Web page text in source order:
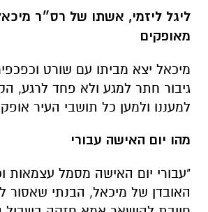
גיבור חתר למגע ולא פחד לרגע,
למעננו ולמען כל תושבי העיר
מהו יום האישה עבורי
"עבורי יום האישה מסמל עצמאות
חייבת להישאר אמא חזקה בשביל
בחיים, הסיבה לקום כל בוקר ולא